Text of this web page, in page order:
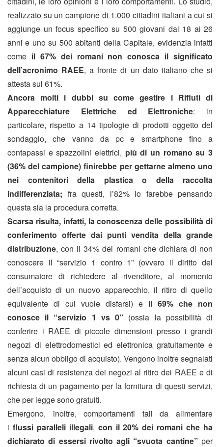
realizzato su un campione di 1.000 cittadini italiani a cui si
aggiunge un focus specifico su 500 giovani dai 18 ai 26
anni e uno su 500 abitanti della Capitale, evidenzia infatti
come il 67% dei romani non conosca il significato
dell’acronimo RAEE, a fronte di un dato italiano che si
attesta sul 61%.
Ancora molti i dubbi su come gestire i Rifiuti di
Apparecchiature Elettriche ed Elettroniche: in
particolare, rispetto a 14 tipologie di prodotti oggetto del
sondaggio, che vanno da pc e smartphone fino a
contapassi e spazzolini elettrici, più di un romano su 3
(36% del campione) finirebbe per gettarne almeno uno
nei contenitori della plastica o della raccolta
indifferenziata; fra questi, l’82% lo farebbe pensando
questa sia la procedura corretta.
Scarsa risulta, infatti, la conoscenza delle possibilità di
conferimento offerte dai punti vendita della grande
distribuzione, con il 34% dei romani che dichiara di non
conoscere il “servizio 1 contro 1” (ovvero il diritto del
consumatore di richiedere al rivenditore, al momento
dell’acquisto di un nuovo apparecchio, il ritiro di quello
equivalente di cui vuole disfarsi) e il 69% che non
conosce il “servizio 1 vs 0” (ossia la possibilità di
conferire i RAEE di piccole dimensioni presso i grandi
negozi di elettrodomestici ed elettronica gratuitamente e
senza alcun obbligo di acquisto). Vengono inoltre segnalati
alcuni casi di resistenza dei negozi al ritiro dei RAEE e di
richiesta di un pagamento per la fornitura di questi servizi,
che per legge sono gratuiti.
Emergono, inoltre, comportamenti tali da alimentare
i flussi paralleli illegali, con il 20% dei romani che ha
dichiarato di essersi rivolto agli “svuota cantine” per